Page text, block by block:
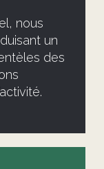
nous
un
des